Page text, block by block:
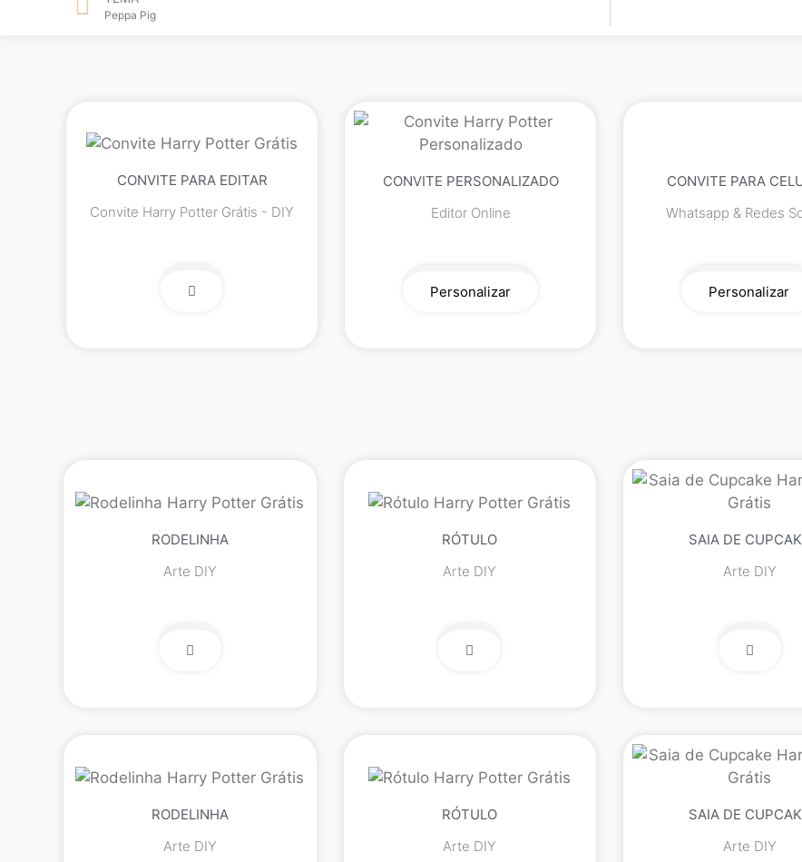
Peppa Pig
CONVITE PARA EDITAR
Convite Harry Potter Grátis - DIY
CONVITE PERSONALIZADO
Editor Online
Personalizar
CONVITE PARA
Whatsapp & Redes
Personalizar
RODELINHA
Arte DIY
RÓTULO
Arte DIY
SAIA DE
Arte DIY
RODELINHA
Arte DIY
RÓTULO
Arte DIY
SAIA DE
Arte DIY